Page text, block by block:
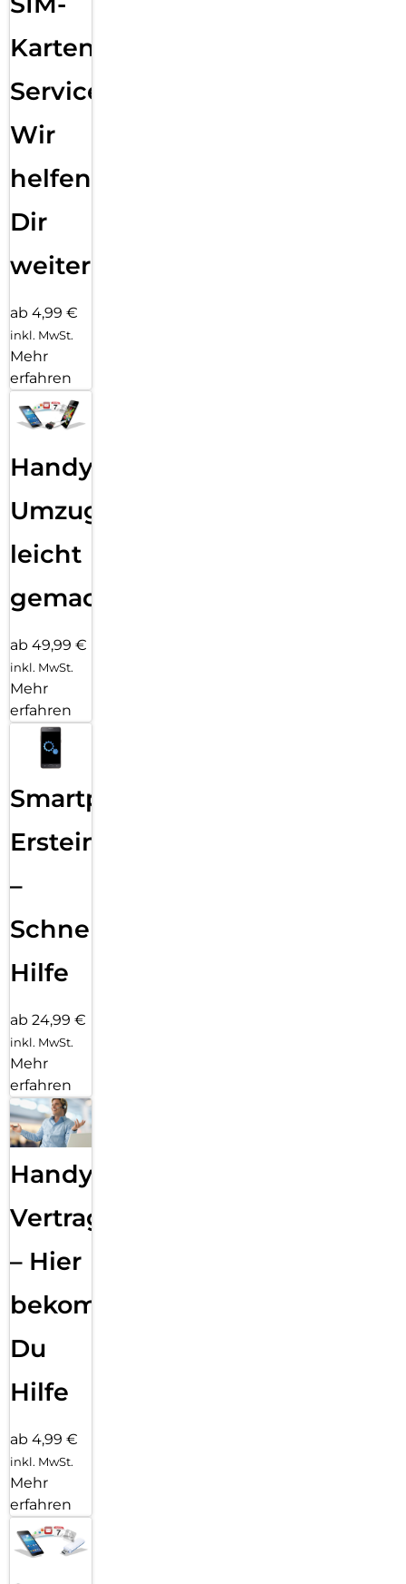
Karten
Service:
Wir
helfen
Dir
weiter
ab 4,99 €
inkl. MwSt.
Mehr
erfahren
Handy
Umzug
leicht
gemacht!
ab 49,99 €
inkl. MwSt.
Mehr
erfahren
Smartphone
Ersteinrichtung
–
Schnelle
Hilfe
ab 24,99 €
inkl. MwSt.
Mehr
erfahren
Handy
Vertragsabwicklung
– Hier
bekommst
Du
Hilfe
ab 4,99 €
inkl. MwSt.
Mehr
erfahren